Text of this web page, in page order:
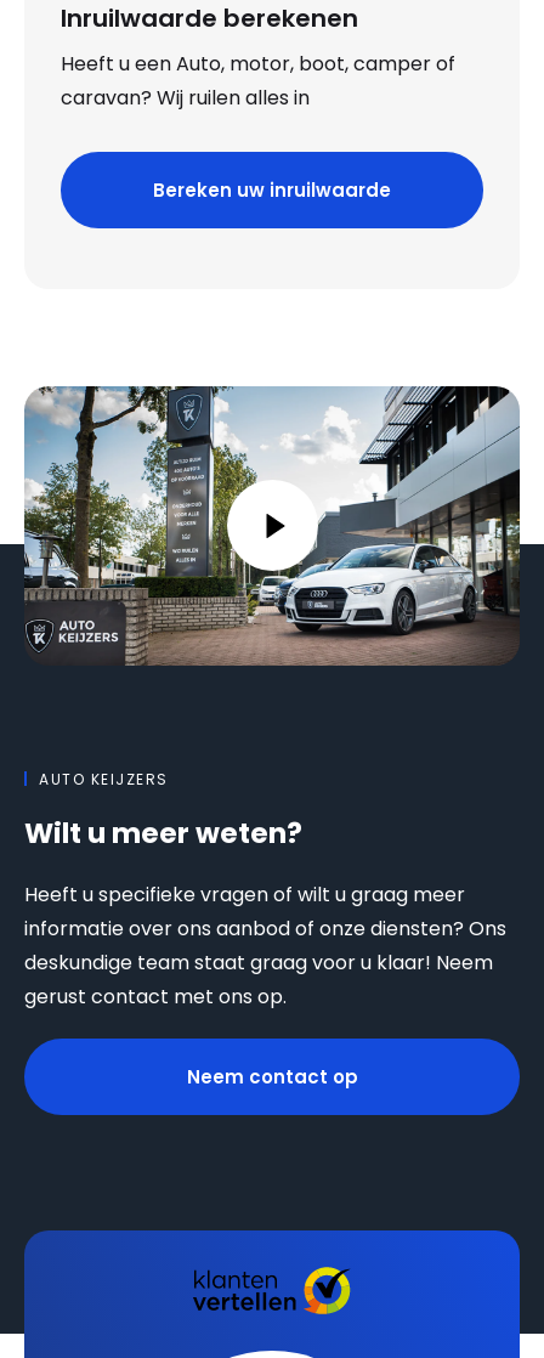
Inruilwaarde berekenen
Heeft u een Auto, motor, boot, camper of
caravan? Wij ruilen alles in
Bereken uw inruilwaarde
AUTO KEIJZERS
Wilt u meer weten?
Heeft u specifieke vragen of wilt u graag meer
informatie over ons aanbod of onze diensten? Ons
deskundige team staat graag voor u klaar! Neem
gerust contact met ons op.
Neem contact op